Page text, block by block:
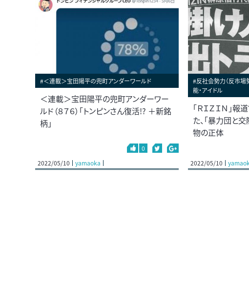
#＜連載＞宝田陽平の兜町アンダーワールド
＜連載＞宝田陽平の兜町アンダーワー
ルド（８７６）「トンピンさん復活!? ＋新銘
柄」
0
2022/05/10
yamaoka
#反社会勢力（反市場
能・アイドル
「ＲＩＺＩＮ」報
た、「暴力団と
物の正体
2022/05/10